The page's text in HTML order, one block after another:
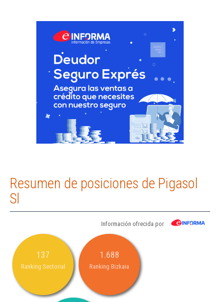
Resumen de posiciones de Pigasol
Sl
Información ofrecida por
137
Ranking Sectorial
1.688
Ranking Bizkaia